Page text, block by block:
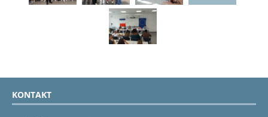
KONTAKT